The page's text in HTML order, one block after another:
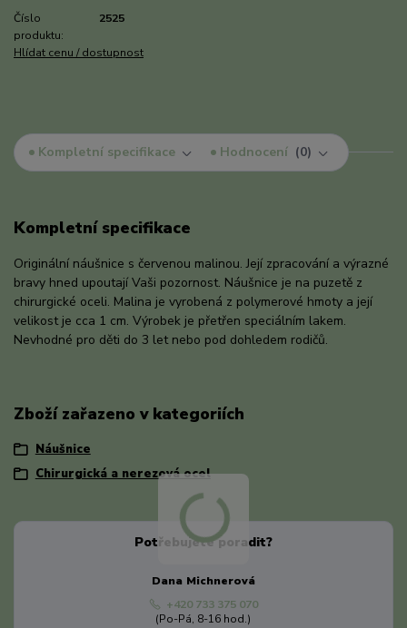
Číslo
produktu:
2525
Hlídat cenu / dostupnost
Kompletní specifikace Hodnocení 0
Kompletní specifikace
Originální náušnice s červenou malinou. Její zpracování a výrazné
bravy hned upoutají Vaši pozornost. Náušnice je na puzetě z
chirurgické oceli. Malina je vyrobená z polymerové hmoty a její
velikost je cca 1 cm. Výrobek je přetřen speciálním lakem.
Nevhodné pro děti do 3 let nebo pod dohledem rodičů.
Zboží zařazeno v kategoriích
Náušnice
Chirurgická a nerezová ocel
Potřebujete poradit?
Dana Michnerová
+420 733 375 070
(Po-Pá, 8-16 hod.)